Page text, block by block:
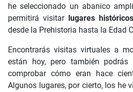
he seleccionado un abanico
permitirá visitar lugares
desde la Prehistoria hasta la Edad
Encontrarás visitas virtuales a
están hoy, pero también
comprobar cómo eran hace
Algunos lugares, por cierto, los he